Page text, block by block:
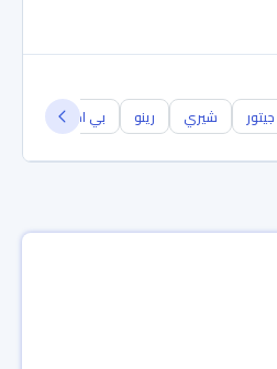
جيتور شيري رينو بي ام دبليو